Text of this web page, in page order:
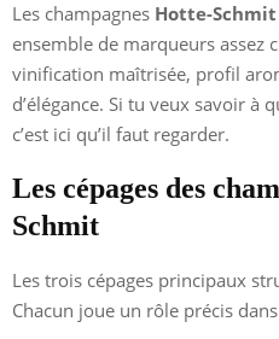
Les champagnes Hotte-Schmit
ensemble de marqueurs assez
vinification maîtrisée, profil
d’élégance. Si tu veux savoir à
c’est ici qu’il faut regarder.
Les cépages des
Schmit
Les trois cépages principaux
Chacun joue un rôle précis